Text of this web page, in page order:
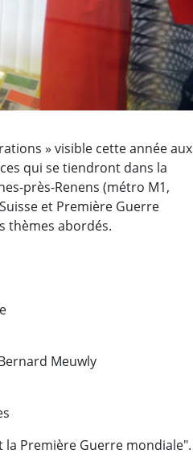
» visible cette année aux
qui se tiendront dans la
près-Renens (métro M1,
et Première Guerre
thèmes abordés.
Meuwly
Première Guerre mondiale".